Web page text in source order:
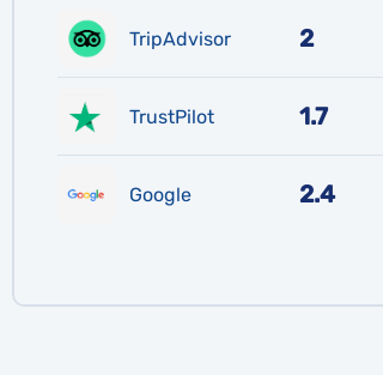
TripAdvisor 2
TrustPilot 1.7
Google 2.4